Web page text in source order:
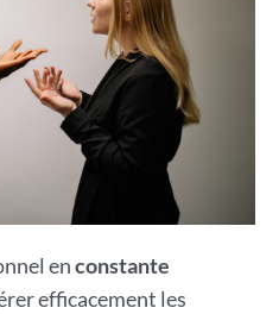
enconstante
efficacement les